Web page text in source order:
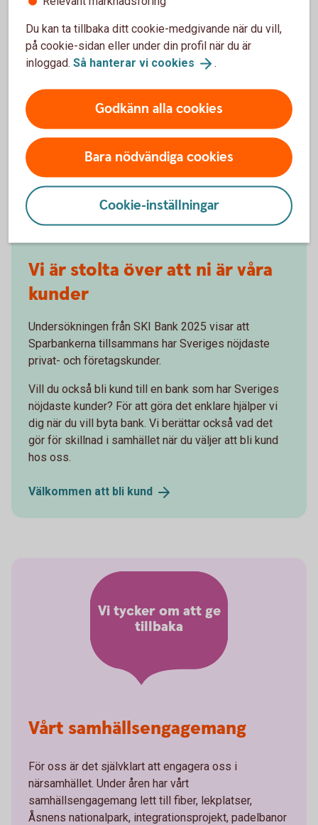
Möt våraföretagskunder
Vi är stolta över att ni är våra
kunder
Undersökningen från SKI Bank 2025 visar att
Sparbankerna tillsammans har Sveriges nöjdaste
privat- och företagskunder.
Vill du också bli kund till en bank som har Sveriges
nöjdaste kunder? För att göra det enklare hjälper vi
dig när du vill byta bank. Vi berättar också vad det
gör för skillnad i samhället när du väljer att bli kund
hos oss.
Välkommen att bli kund
Vårt samhällsengagemang
För oss är det självklart att engagera oss i
närsamhället. Under åren har vårt
samhällsengagemang lett till fiber, lekplatser,
Åsnens nationalpark, integrationsprojekt, padelbanor
Vi tycker om att ge
tillbaka
Du kan ta tillbaka ditt cookie-medgivande när du vill,
på cookie-sidan eller under din profil när du är
inloggad. Så hanterar vi cookies .
Godkänn alla cookies
Bara nödvändiga cookies
Cookie-inställningar